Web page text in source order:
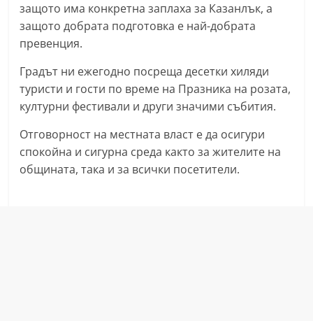
n
k
n
f
o
защото има конкретна заплаха за Казанлък, а
защото добрата подготовка е най-добрата
превенция.
Градът ни ежегодно посреща десетки хиляди
туристи и гости по време на Празника на розата,
културни фестивали и други значими събития.
Отговорност на местната власт е да осигури
спокойна и сигурна среда както за жителите на
общината, така и за всички посетители.